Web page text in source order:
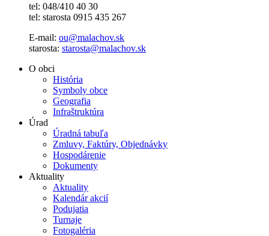
tel: 048/410 40 30
tel: starosta 0915 435 267
E-mail: ou@malachov.sk
starosta: starosta@malachov.sk
O obci
História
Symboly obce
Geografia
Infraštruktúra
Úrad
Úradná tabuľa
Zmluvy, Faktúry, Objednávky
Hospodárenie
Dokumenty
Aktuality
Aktuality
Kalendár akcií
Podujatia
Turnaje
Fotogaléria